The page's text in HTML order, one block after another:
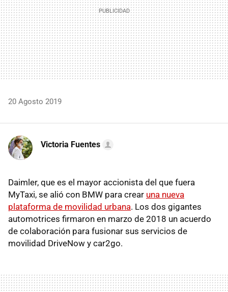
20 Agosto 2019
Victoria Fuentes
Daimler, que es el mayor accionista del que fuera
MyTaxi, se alió con BMW para crear una nueva
plataforma de movilidad urbana. Los dos gigantes
automotrices firmaron en marzo de 2018 un acuerdo
de colaboración para fusionar sus servicios de
movilidad DriveNow y car2go.